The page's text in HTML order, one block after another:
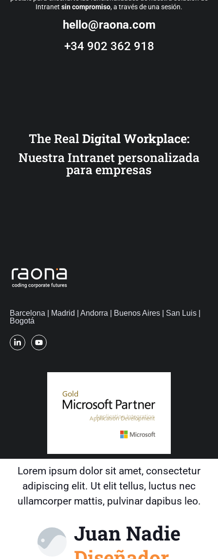
Intranet sin compromiso, a través de una sesión.
hello@raona.com
+34 902 362 918
The RealDigital Workplace:
Nuestra Intranet personalizada
para empresas
Barcelona | Madrid | Andorra | Buenos Aires | San Luis |
Bogotá
Lorem ipsum dolor sit amet, consectetur
adipiscing elit. Ut elit tellus, luctus nec
ullamcorper mattis, pulvinar dapibus leo.
Juan Nadie